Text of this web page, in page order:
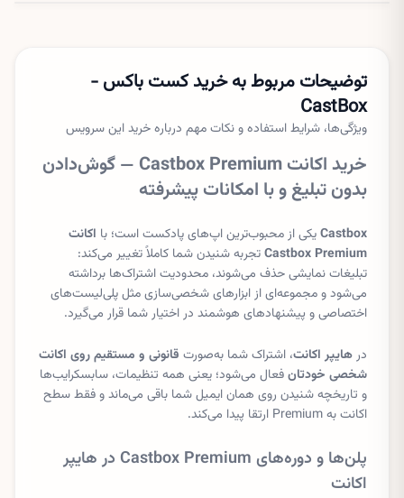
توضیحات مربوط به خریدکست باکس -
CastBox
ویژگی‌ها، شرایط استفاده و نکات مهم درباره خرید این سرویس
خرید اکانت Castbox Premium — گوش‌دادن
بدون تبلیغ و با امکانات پیشرفته
Castboxیکی از محبوب‌ترین اپ‌های پادکست است؛ با اکانت
Castbox Premiumتجربه شنیدن شما کاملاً تغییر می‌کند:
تبلیغات نمایشی حذف می‌شوند، محدودیت اشتراک‌ها برداشته
می‌شود و مجموعه‌ای از ابزارهای شخصی‌سازی مثل پلی‌لیست‌های
اختصاصی و پیشنهادهای هوشمند در اختیار شما قرار می‌گیرد.
درهایپر اکانت، اشتراک شما به‌صورت قانونی و مستقیم روی اکانت
شخصی خودتانفعال می‌شود؛ یعنی همه تنظیمات، سابسکرایب‌ها
و تاریخچه شنیدن روی همان ایمیل شما باقی می‌ماند و فقط سطح
اکانت به Premium ارتقا پیدا می‌کند.
پلن‌ها و دوره‌های Castbox Premium در هایپر
اکانت